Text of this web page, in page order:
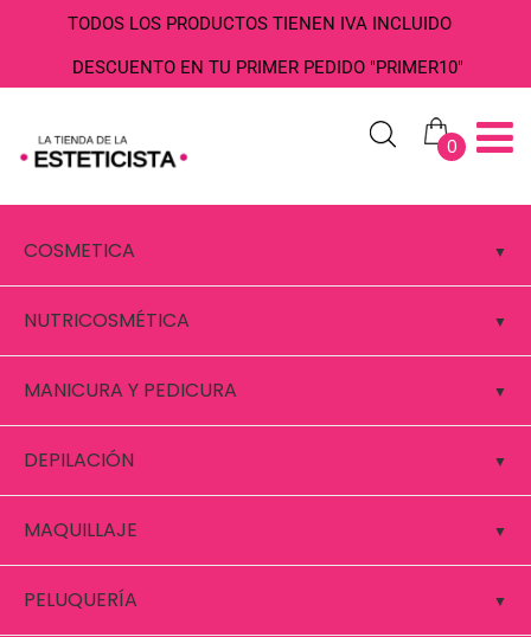
TODOS LOS PRODUCTOS TIENEN IVA INCLUIDO
DESCUENTO EN TU PRIMER PEDIDO "PRIMER10"
0
COSMETICA
NUTRICOSMÉTICA
MANICURA Y PEDICURA
DEPILACIÓN
MAQUILLAJE
PELUQUERÍA